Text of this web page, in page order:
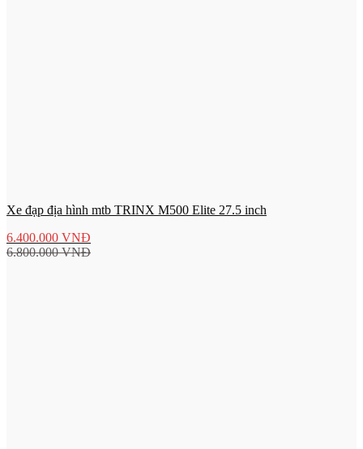
Xe đạp địa hình mtb TRINX M500 Elite 27.5 inch
6.400.000 VNĐ
6.800.000VNĐ